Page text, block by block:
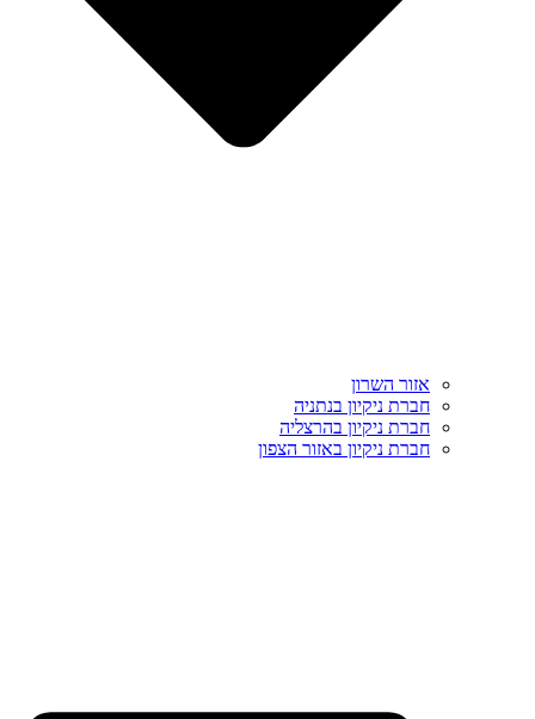
אזור השרון
חברת ניקיון בנתניה
חברת ניקיון בהרצליה
חברת ניקיון באזור הצפון